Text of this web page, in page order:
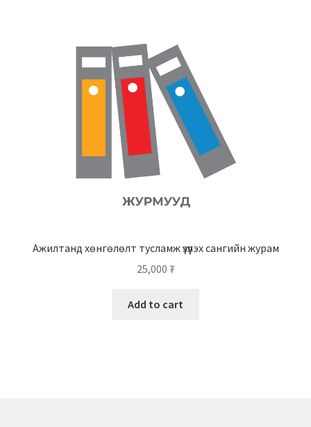
Ажилтанд хөнгөлөлт тусламж үзүүлэх сангийн журам
25,000 ₮
Add to cart